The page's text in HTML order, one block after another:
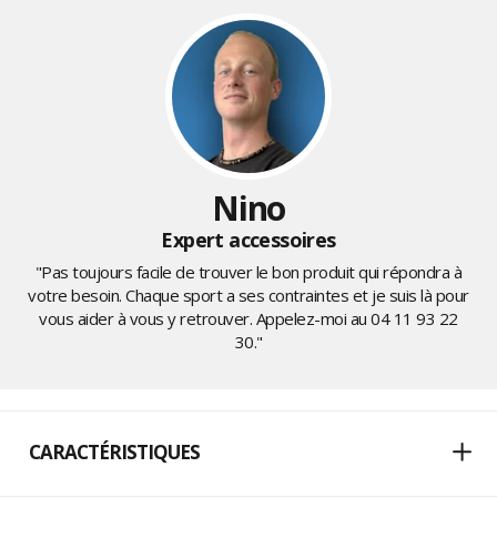
Nino
Expert accessoires
"Pas toujours facile de trouver le bon produit qui répondra à
votre besoin. Chaque sport a ses contraintes et je suis là pour
vous aider à vous y retrouver. Appelez-moi au04 11 93 22
30."
CARACTÉRISTIQUES